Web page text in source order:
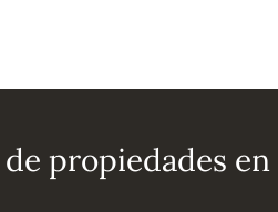
propiedades